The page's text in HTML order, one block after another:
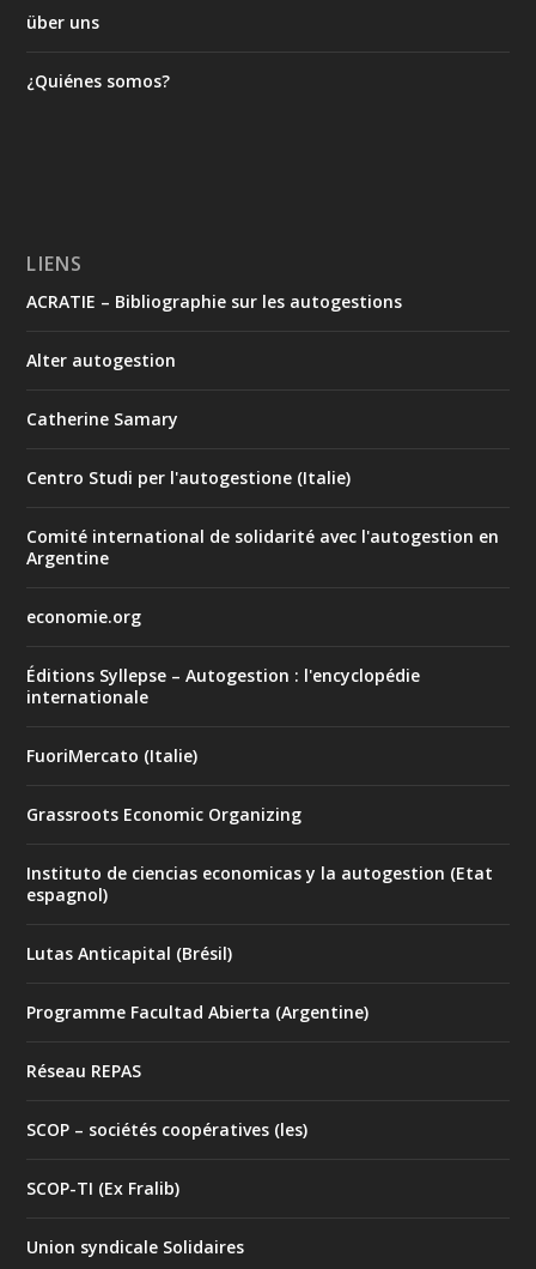
über uns
¿Quiénes somos?
LIENS
ACRATIE – Bibliographie sur les autogestions
Alter autogestion
Catherine Samary
Centro Studi per l'autogestione (Italie)
Comité international de solidarité avec l'autogestion en
Argentine
economie.org
Éditions Syllepse – Autogestion : l'encyclopédie
internationale
FuoriMercato (Italie)
Grassroots Economic Organizing
Instituto de ciencias economicas y la autogestion (Etat
espagnol)
Lutas Anticapital (Brésil)
Programme Facultad Abierta (Argentine)
Réseau REPAS
SCOP – sociétés coopératives (les)
SCOP-TI (Ex Fralib)
Union syndicale Solidaires